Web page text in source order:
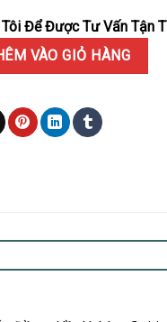
Tôi Để Được Tư Vấn Tận
of Big Bang Titanium
VÀO GIỎ HÀNG